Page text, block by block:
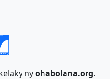
nyohabolana.org.